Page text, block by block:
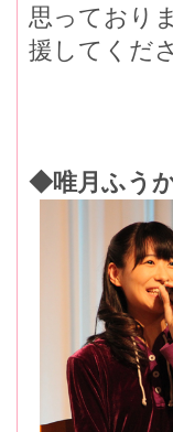
思っており
援してくだ
◆唯月ふう